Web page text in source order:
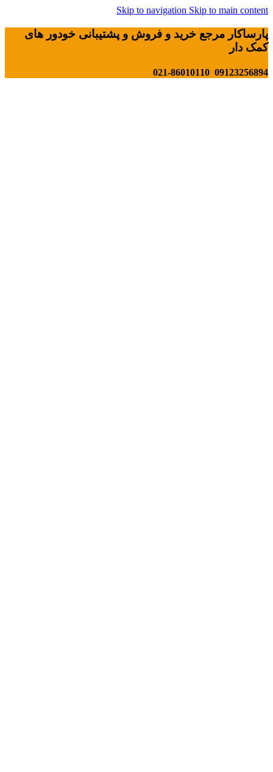
Skip to navigation Skip to main content
پارساکار مرجع خرید و فروش و پشتیبانی خودور های
کمک دار
09123256894 021-86010110